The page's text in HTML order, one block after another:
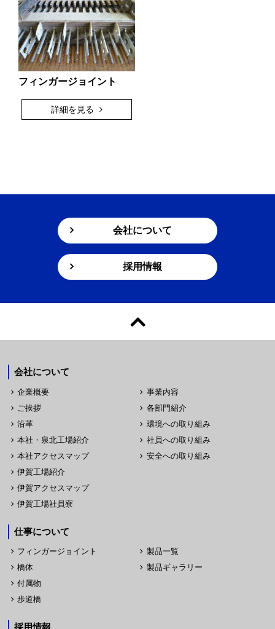
フィンガージョイント
詳細を見る
会社について
採用情報
会社について
企業概要
ご挨拶
沿革
本社・泉北工場紹介
本社アクセスマップ
伊賀工場紹介
伊賀アクセスマップ
伊賀工場社員寮
事業内容
各部門紹介
環境への取り組み
社員への取り組み
安全への取り組み
仕事について
フィンガージョイント
橋体
付属物
歩道橋
製品一覧
製品ギャラリー